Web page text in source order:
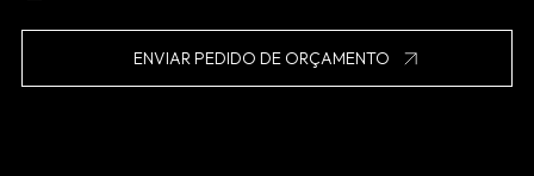
ENVIAR PEDIDO DE ORÇAMENTO